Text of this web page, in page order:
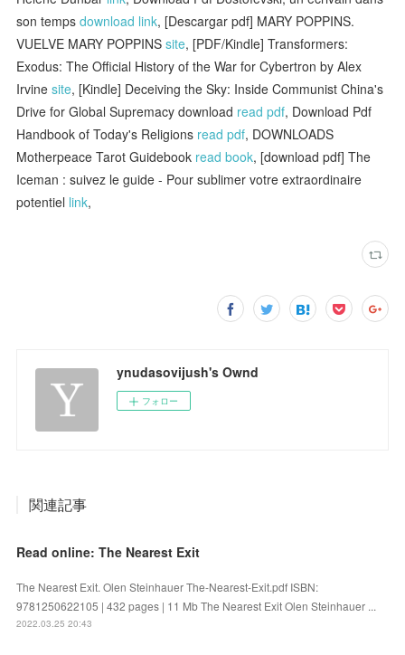
son tempsdownload link, [Descargar pdf] MARY POPPINS.
VUELVE MARY POPPINSsite, [PDF/Kindle] Transformers:
Exodus: The Official History of the War for Cybertron by Alex
Irvinesite, [Kindle] Deceiving the Sky: Inside Communist China's
Drive for Global Supremacy download read pdf, Download Pdf
Handbook of Today's Religions read pdf, DOWNLOADS
Motherpeace Tarot Guidebook read book, [download pdf] The
Iceman : suivez le guide - Pour sublimer votre extraordinaire
potentiel link,
ynudasovijush's Ownd
フォロー
関連記事
Read online: The Nearest Exit
The Nearest Exit. Olen Steinhauer The-Nearest-Exit.pdf ISBN:
9781250622105 | 432 pages | 11 Mb The Nearest Exit Olen Steinhauer ...
2022.03.25 20:43